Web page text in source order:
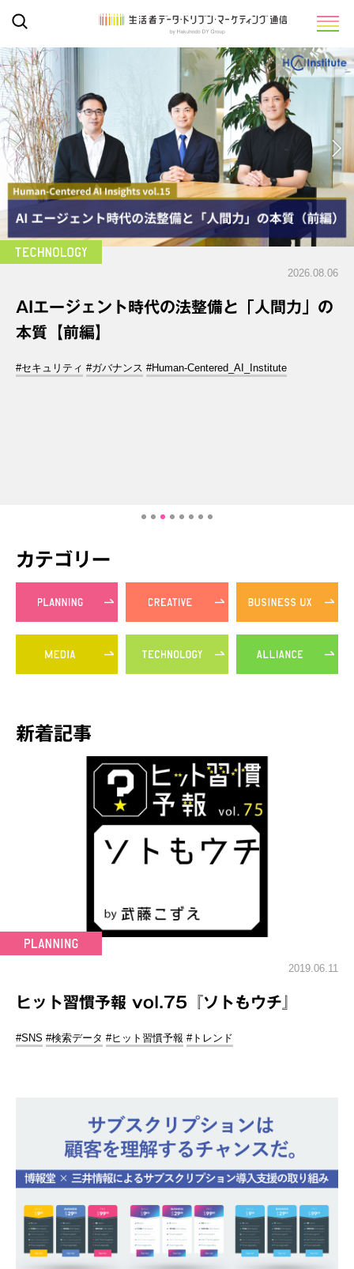
2026.08.06
AIエージェント時代の法整備と「人間力」の
本質【前編】
#セキュリティ #ガバナンス #Human-Centered_AI_Institute
カテゴリー
新着記事
2019.06.11
ヒット習慣予報 vol.75『ソトもウチ』
#SNS #検索データ #ヒット習慣予報 #トレンド